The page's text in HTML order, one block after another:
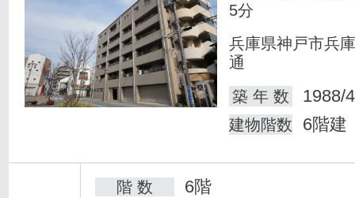
5分
兵庫県神戸市兵
通
築 年 数
1988/
建物階数 6階建
階 数 6階